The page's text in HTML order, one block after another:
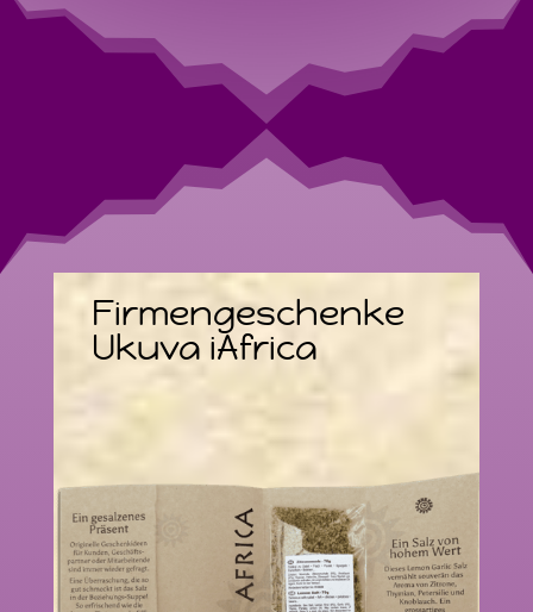
Firmengeschenke
Ukuva iAfrica